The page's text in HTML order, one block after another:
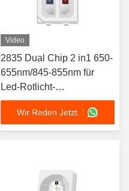
Video
2835 Dual Chip 2 in1 650-
655nm/845-855nm für
Led-Rotlicht-
Infrarottherapiegerät
Wir Reden Jetzt. '